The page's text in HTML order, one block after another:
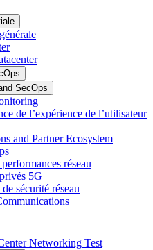
SecOps
de l’expérience de l’utilisateur
and Partner Ecosystem
réseau
5G
sécurité réseau
Networking Test